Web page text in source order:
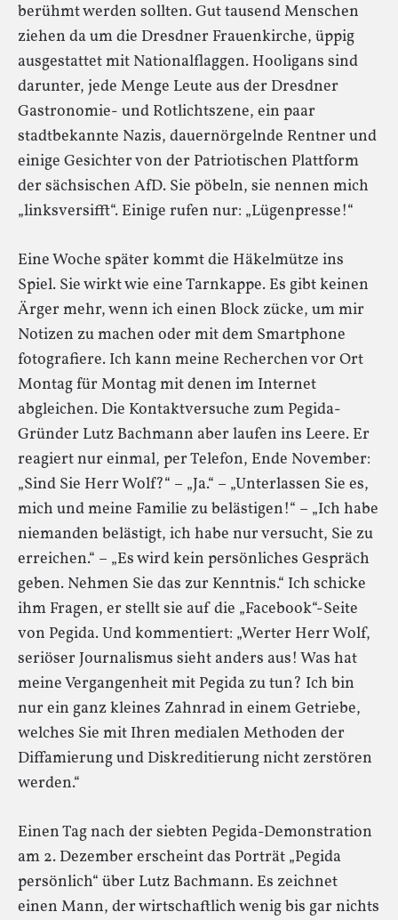
berühmt werden sollten. Gut tausend Menschen
ziehen da um die Dresdner Frauenkirche, üppig
ausgestattet mit Nationalflaggen. Hooligans sind
darunter, jede Menge Leute aus der Dresdner
Gastronomie- und Rotlichtszene, ein paar
stadtbekannte Nazis, dauernörgelnde Rentner und
einige Gesichter von der Patriotischen Plattform
der sächsischen AfD. Sie pöbeln, sie nennen mich
„linksversifft“. Einige rufen nur: „Lügenpresse!“
Eine Woche später kommt die Häkelmütze ins
Spiel. Sie wirkt wie eine Tarnkappe. Es gibt keinen
Ärger mehr, wenn ich einen Block zücke, um mir
Notizen zu machen oder mit dem Smartphone
fotografiere. Ich kann meine Recherchen vor Ort
Montag für Montag mit denen im Internet
abgleichen. Die Kontaktversuche zum Pegida-
Gründer Lutz Bachmann aber laufen ins Leere. Er
reagiert nur einmal, per Telefon, Ende November:
„Sind Sie Herr Wolf?“ – „Ja.“ – „Unterlassen Sie es,
mich und meine Familie zu belästigen!“ – „Ich habe
niemanden belästigt, ich habe nur versucht, Sie zu
erreichen.“ – „Es wird kein persönliches Gespräch
geben. Nehmen Sie das zur Kenntnis.“ Ich schicke
ihm Fragen, er stellt sie auf die „Facebook“-Seite
von Pegida. Und kommentiert: „Werter Herr Wolf,
seriöser Journalismus sieht anders aus! Was hat
meine Vergangenheit mit Pegida zu tun? Ich bin
nur ein ganz kleines Zahnrad in einem Getriebe,
welches Sie mit Ihren medialen Methoden der
Diffamierung und Diskreditierung nicht zerstören
werden.“
Einen Tag nach der siebten Pegida-Demonstration
am 2. Dezember erscheint das Porträt „Pegida
persönlich“ über Lutz Bachmann. Es zeichnet
einen Mann, der wirtschaftlich wenig bis gar nichts